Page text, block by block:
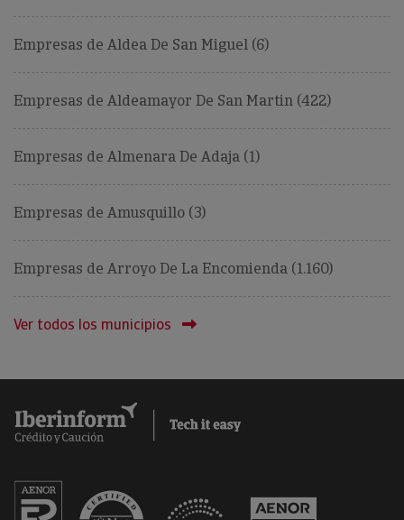
Empresas de Aldea De San Miguel (6)
Empresas de Aldeamayor De San Martin (422)
Empresas de Almenara De Adaja (1)
Empresas de Amusquillo (3)
Empresas de Arroyo De La Encomienda (1.160)
Ver todos los municipios